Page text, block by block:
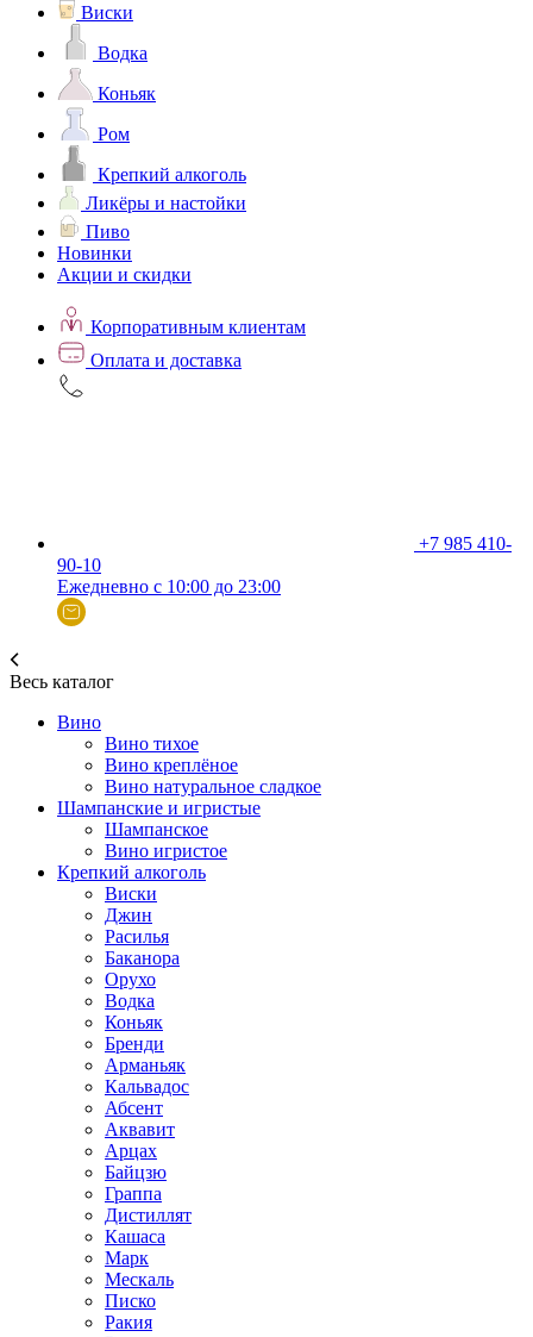
Виски
Водка
Коньяк
Ром
Крепкий алкоголь
Ликёры и настойки
Пиво
Новинки
Акции и скидки
Корпоративным клиентам
Оплата и доставка
+7 985 410-
90-10
Ежедневно с 10:00 до 23:00
Весь каталог
Вино
Вино тихое
Вино креплёное
Вино натуральное сладкое
Шампанские и игристые
Шампанское
Вино игристое
Крепкий алкоголь
Виски
Джин
Расилья
Баканора
Орухо
Водка
Коньяк
Бренди
Арманьяк
Кальвадос
Абсент
Аквавит
Арцах
Байцзю
Граппа
Дистиллят
Кашаса
Марк
Мескаль
Писко
Ракия